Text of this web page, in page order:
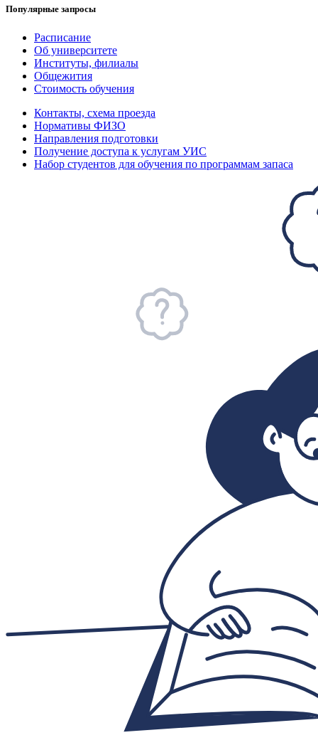
Популярные запросы
Расписание
Об университете
Институты, филиалы
Общежития
Стоимость обучения
Контакты, схема проезда
Нормативы ФИЗО
Направления подготовки
Получение доступа к услугам УИС
Набор студентов для обучения по программам запаса